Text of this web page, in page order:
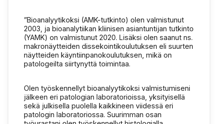
”Bioanalyytikoksi (AMK-tutkinto) olen valmistunut
2003, ja bioanalytiikan kliinisen asiantuntijan tutkinto
(YAMK) on valmistunut 2020. Lisäksi olen saanut ns.
makronäytteiden dissekointikoulutuksen eli suurten
näytteiden käyntiinpanokoulutuksen, mikä on
patologeilta siirtynyttä toimintaa.
Olen työskennellyt bioanalyytikoksi valmistumiseni
jälkeen eri patologian laboratorioissa, yksityisellä
sekä julkisella puolella kaikkineen viidessä eri
patologin laboratoriossa. Suurimman osan